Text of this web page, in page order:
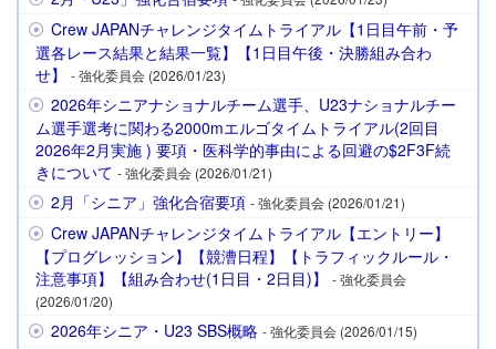
Crew JAPANチャレンジタイムトライアル【1日目午前・予
選各レース結果と結果一覧】【1日目午後・決勝組み合わ
せ】
- 強化委員会 (2026/01/23)
2026年シニアナショナルチーム選手、U23ナショナルチー
ム選手選考に関わる2000mエルゴタイムトライアル(2回目
2026年2月実施 ) 要項・医科学的事由による回避の$2F3F続
きについて - 強化委員会 (2026/01/21)
2月「シニア」強化合宿要項 - 強化委員会 (2026/01/21)
Crew JAPANチャレンジタイムトライアル【エントリー】
【プログレッション】【競漕日程】【トラフィックルール・
注意事項】【組み合わせ(1日目・2日目)】
- 強化委員会
(2026/01/20)
2026年シニア・U23 SBS概略 - 強化委員会 (2026/01/15)